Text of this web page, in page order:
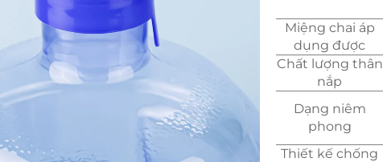
Miệng chai áp
dụng được
Chất lượng thân
nắp
Dạng niêm
phong
Thiết kế chống